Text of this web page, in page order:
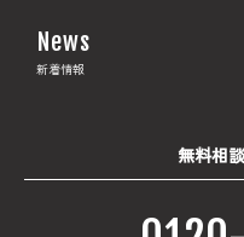
News
新着情報
無料相